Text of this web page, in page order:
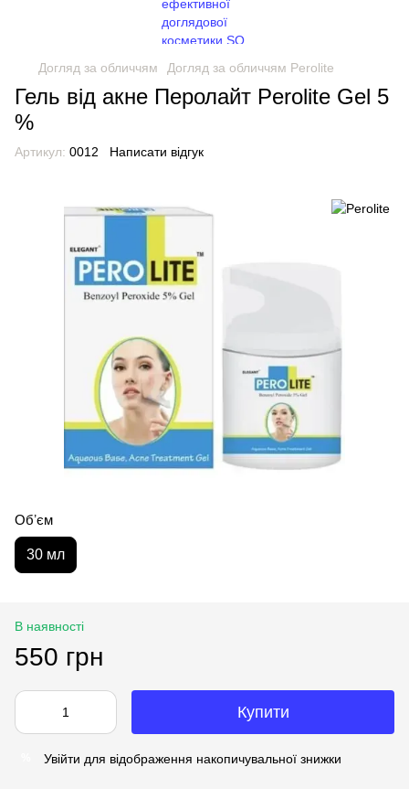
Догляд за обличчям Догляд за обличчям Perolite
Гель від акне Перолайт Perolite Gel 5
%
Артикул: 0012 Написати відгук
Обʼєм
30 мл
В наявності
550 грн
Купити
Увійти для відображення накопичувальної знижки